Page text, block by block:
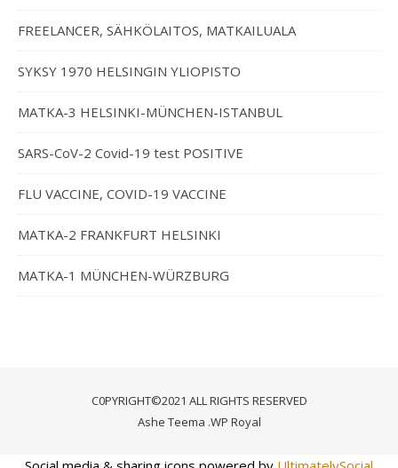
FREELANCER, SÄHKÖLAITOS, MATKAILUALA
SYKSY 1970 HELSINGIN YLIOPISTO
MATKA-3 HELSINKI-MÜNCHEN-ISTANBUL
SARS-CoV-2 Covid-19 test POSITIVE
FLU VACCINE, COVID-19 VACCINE
MATKA-2 FRANKFURT HELSINKI
MATKA-1 MÜNCHEN-WÜRZBURG
C0PYRIGHT©2021 ALL RIGHTS RESERVED
Ashe Teema .WP Royal